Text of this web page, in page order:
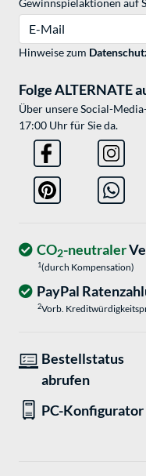
Gewinnspielaktionen auf
Hinweise zum
Folge ALTERNATE
Über unsere Social-
17:00 Uhr für Sie da.
CO2-neutraler
1(durch Kompensation)
PayPal
2Vorb.
Bestellstatus
abrufen
PC-Konfigurator